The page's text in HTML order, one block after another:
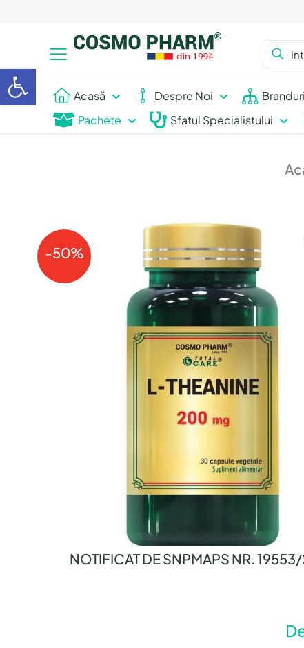
Acasă Despre Noi Branduri
Pachete
Sfatul Specialistului
-50%
NOTIFICAT DE SNPMAPS NR.
Deschide bara de unelte